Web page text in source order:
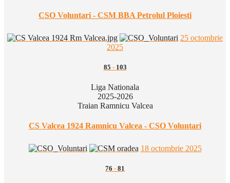
CSO Voluntari - CSM BBA Petrolul Ploiesti
25 octombrie
2025
85 - 103
Liga Nationala
2025-2026
Traian Ramnicu Valcea
CS Valcea 1924 Ramnicu Valcea - CSO Voluntari
18 octombrie 2025
76 - 81